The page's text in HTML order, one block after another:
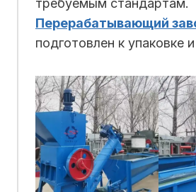
требуемым стандартам.
Перерабатывающий
подготовлен к упаковке